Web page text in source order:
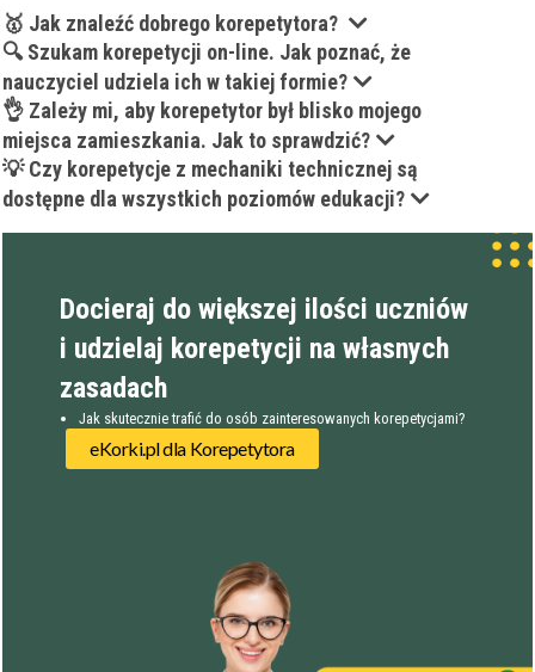
🥇 Jak znaleźć dobrego korepetytora?
🔍 Szukam korepetycji on-line. Jak poznać, że
nauczyciel udziela ich w takiej formie?
👌 Zależy mi, aby korepetytor był blisko mojego
miejsca zamieszkania. Jak to sprawdzić?
💡 Czy korepetycje z mechaniki technicznej są
dostępne dla wszystkich poziomów edukacji?
Docieraj do większej ilości uczniów
i udzielaj korepetycji na własnych
zasadach
Jak skutecznie trafić do osób zainteresowanych korepetycjami?
eKorki.pl dla Korepetytora